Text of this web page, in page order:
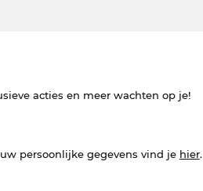
acties en meer wachten op je!
persoonlijke gegevens vind je hier.